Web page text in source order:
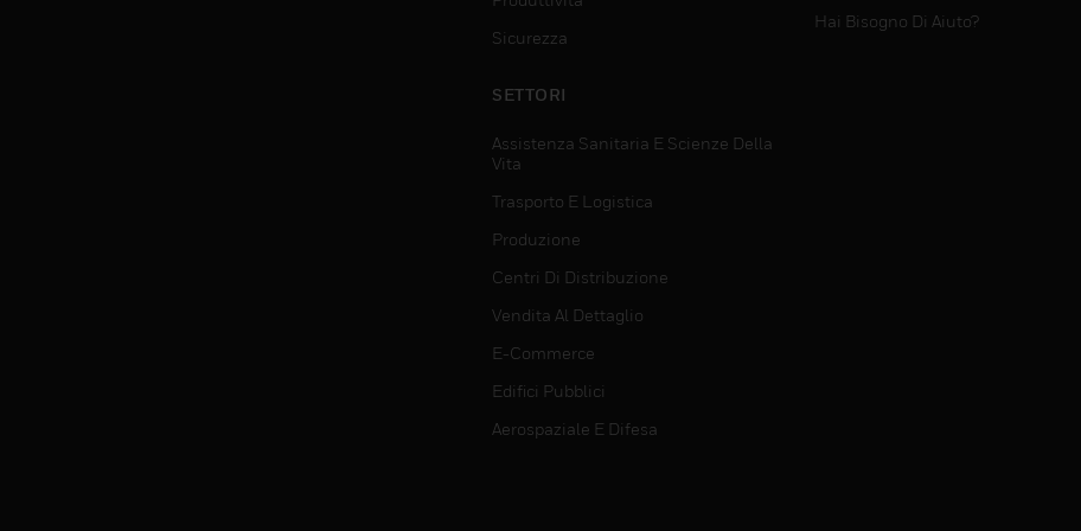
Sicurezza
SETTORI
Assistenza Sanitaria E Scienze Della
Vita
Trasporto E Logistica
Produzione
Centri Di Distribuzione
Vendita Al Dettaglio
E-Commerce
Edifici Pubblici
Aerospaziale E Difesa
Hai Bisogno Di Aiuto?